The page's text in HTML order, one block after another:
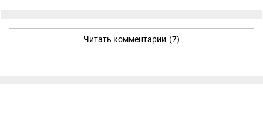
Читать комментарии (7)